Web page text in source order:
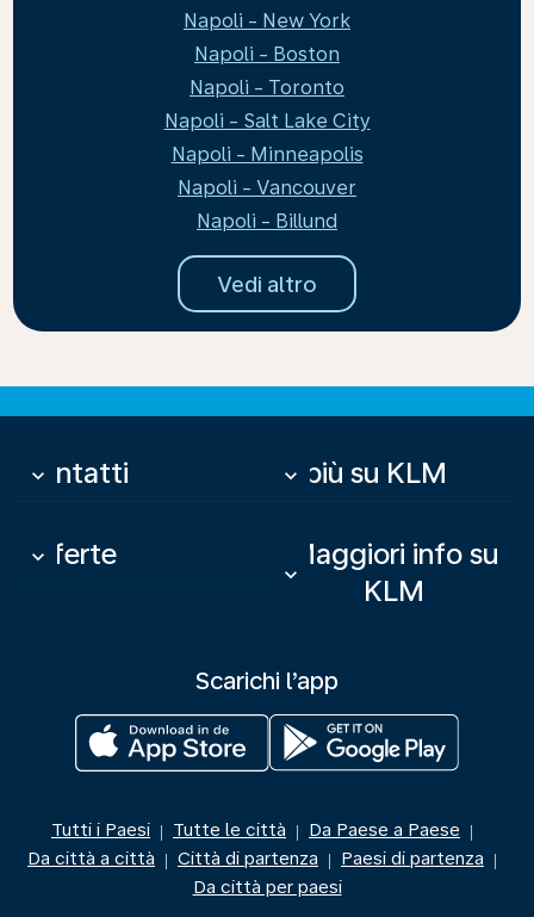
Napoli - New York
Napoli - Boston
Napoli - Toronto
Napoli - Salt Lake City
Napoli - Minneapolis
Napoli - Vancouver
Napoli - Billund
Vedi altro
Contatti
keyboard_arrow_down Di più su KLM
keyboard_arrow_down
Offerte
keyboard_arrow_down
Maggiori info su
KLM
keyboard_arrow_down
Scarichi l’app
Tutti i Paesi | Tutte le città | Da Paese a Paese |
Da città a città | Città di partenza | Paesi di partenza |
Da città per paesi